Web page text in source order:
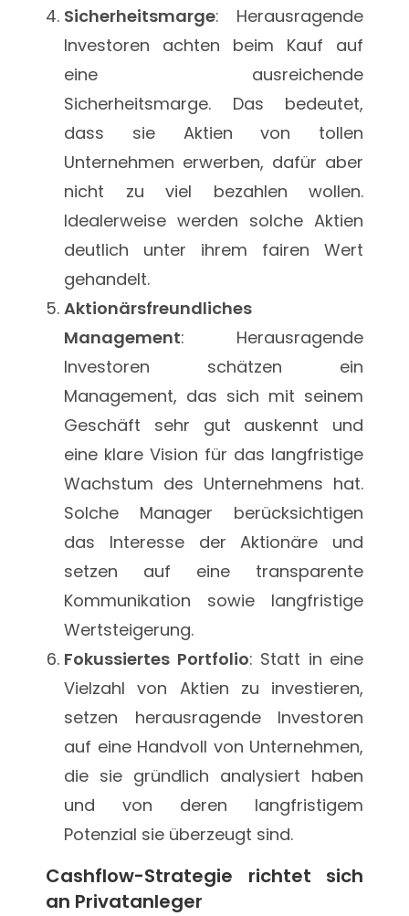
Sicherheitsmarge: Herausragende
Investoren achten beim Kauf auf
eine ausreichende
Sicherheitsmarge. Das bedeutet,
dass sie Aktien von tollen
Unternehmen erwerben, dafür aber
nicht zu viel bezahlen wollen.
Idealerweise werden solche Aktien
deutlich unter ihrem fairen Wert
gehandelt.
Aktionärsfreundliches
Management: Herausragende
Investoren schätzen ein
Management, das sich mit seinem
Geschäft sehr gut auskennt und
eine klare Vision für das langfristige
Wachstum des Unternehmens hat.
Solche Manager berücksichtigen
das Interesse der Aktionäre und
setzen auf eine transparente
Kommunikation sowie langfristige
Wertsteigerung.
Fokussiertes Portfolio: Statt in eine
Vielzahl von Aktien zu investieren,
setzen herausragende Investoren
auf eine Handvoll von Unternehmen,
die sie gründlich analysiert haben
und von deren langfristigem
Potenzial sie überzeugt sind.
Cashflow-Strategie richtet sich
an Privatanleger